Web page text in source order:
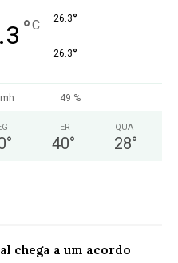
°C 26.3°
26.3°
49 %
°
TER
40°
QUA
28°
chega a um acordo